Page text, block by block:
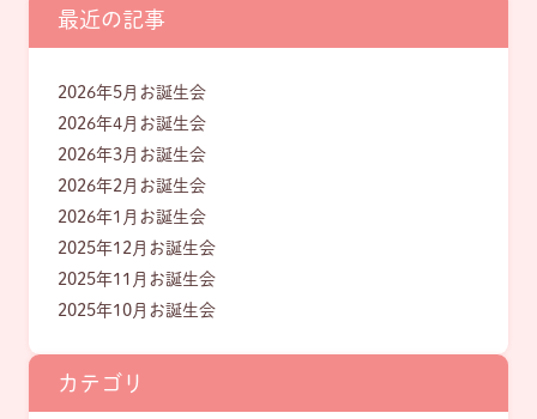
最近の記事
2026年5月お誕生会
2026年4月お誕生会
2026年3月お誕生会
2026年2月お誕生会
2026年1月お誕生会
2025年12月お誕生会
2025年11月お誕生会
2025年10月お誕生会
カテゴリ